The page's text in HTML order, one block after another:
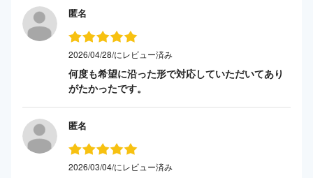
匿名
2026/04/28/にレビュー済み
何度も希望に沿った形で対応していただいてあり
がたかったです。
匿名
2026/03/04/にレビュー済み